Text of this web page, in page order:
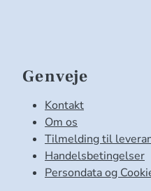
Genveje
Kontakt
Om os
Tilmelding til
Handelsbetingelser
Persondata og